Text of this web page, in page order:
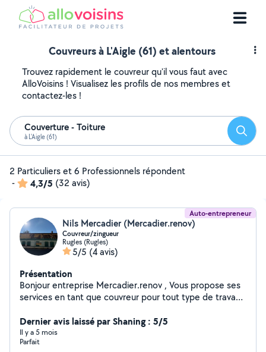
Couvreurs à L'Aigle (61) et alentours
Trouvez rapidement le couvreur qu'il vous faut avec
AlloVoisins ! Visualisez les profils de nos membres et
contactez-les !
Couverture - Toiture
à L'Aigle (61)
2 Particuliers et 6 Professionnels répondent
-
4,3/5 (32 avis)
Auto-entrepreneur
Nils Mercadier (Mercadier.renov)
Couvreur/zingueur
Rugles (Rugles)
5/5 (4 avis)
Présentation
Bonjour entreprise Mercadier.renov , Vous propose ses
services en tant que couvreur pour tout type de travaux
peinture (façade, peinture de boiseries ect ) N'hésitez
pas à nous contacter. ( site web , page jaune) tous nos
déplacements et nos devis sont gratuits.
Dernier avis laissé par Shaning : 5/5
Il y a 5 mois
Parfait